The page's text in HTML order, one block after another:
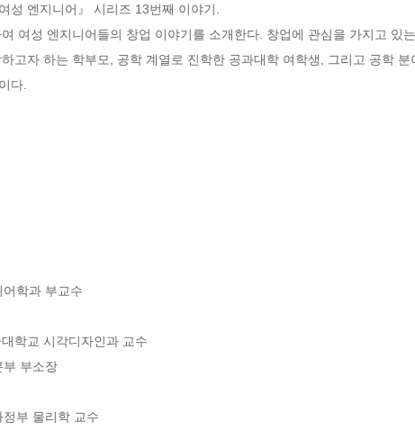
성 엔지니어』 시리즈 13번째 이야기.
여성 엔지니어들의 창업 이야기를 소개한다. 창업에 관심을 가지고 있
고자 하는 학부모, 공학 계열로 진학한 공과대학 여학생, 그리고 공학
다.
어학과 부교수
학교 시각디자인과 교수
부 부소장
정부 물리학 교수